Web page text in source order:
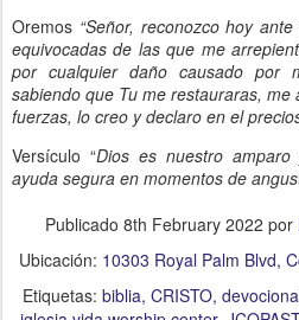
Oremos “Señor, reconozco hoy
equivocadas de las que me
por cualquier daño causado por
sabiendo que Tu me restauraras,
fuerzas, lo creo y declaro en el
Versículo “Dios es nuestro
ayuda segura en momentos de
Publicado 8th February 2022 por
Ubicación: 10303 Royal Palm Blvd,
Etiquetas: biblia CRISTO